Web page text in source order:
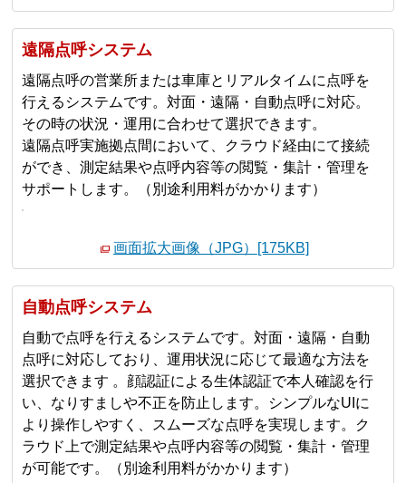
遠隔点呼システム
遠隔点呼の営業所または車庫とリアルタイムに点呼を
行えるシステムです。対面・遠隔・自動点呼に対応。
その時の状況・運用に合わせて選択できます。
遠隔点呼実施拠点間において、クラウド経由にて接続
ができ、測定結果や点呼内容等の閲覧・集計・管理を
サポートします。（別途利用料がかかります）
画面拡大画像（JPG）[175KB]
自動点呼システム
自動で点呼を行えるシステムです。対面・遠隔・自動
点呼に対応しており、運用状況に応じて最適な方法を
選択できます 。顔認証による生体認証で本人確認を行
い、なりすましや不正を防止します。シンプルなUIに
より操作しやすく、スムーズな点呼を実現します。ク
ラウド上で測定結果や点呼内容等の閲覧・集計・管理
が可能です。（別途利用料がかかります）